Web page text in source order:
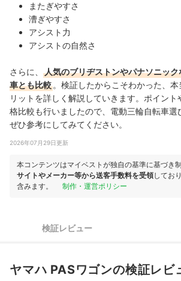
またぎやすさ
漕ぎやすさ
アシスト力
アシストの自然さ
さらに、
人気のブリヂストンやパナソニッ
車とも比較 。検証したからこそわかった、
リットを詳しく解説していきます。ポイント
格比較も行いましたので、電動三輪自転車選
ぜひ参考にしてみてください。
2026年07月29日更新
本コンテンツはマイベストが独自の基準に基づき
サイトやメーカー等から送客手数料を受領してお
含みます。
制作・運営ポリシー
検証レビュー
ヤマハ PASワゴンの検証レビ